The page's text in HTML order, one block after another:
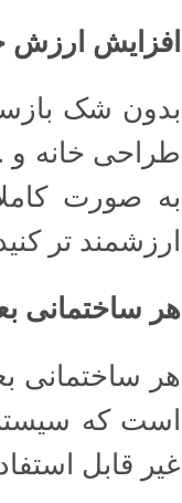
افزایش ارزش
بدون شک
طراحی خانه و .
به صورت
ارزشمند تر
هر ساختمانی
هر ساختمانی
است که
غیر قابل